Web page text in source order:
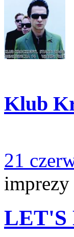
Klub
21
imprezy
LET'S